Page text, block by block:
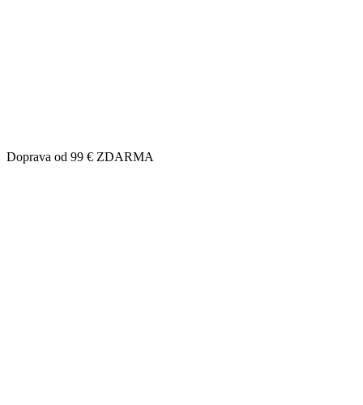
Doprava od 99 € ZDARMA